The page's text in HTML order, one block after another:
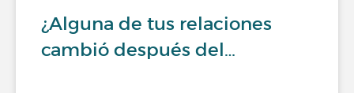
¿Alguna de tus relaciones
cambió después del…